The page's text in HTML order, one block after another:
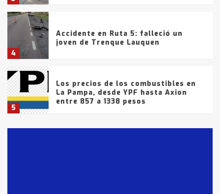
4
Accidente en Ruta 5: falleció un
joven de Trenque Lauquen
5
Los precios de los combustibles en
La Pampa, desde YPF hasta Axion
entre 857 a 1338 pesos